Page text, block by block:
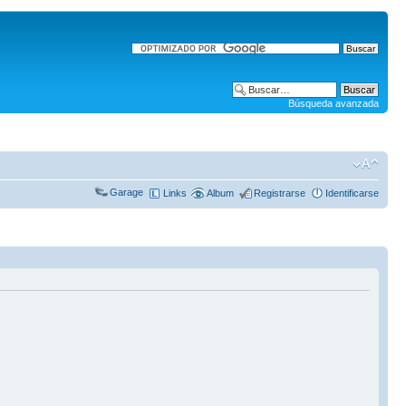
Búsqueda avanzada
Garage Links Album Registrarse Identificarse